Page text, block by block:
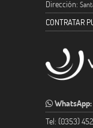
Dirección:
CONTRATAR
Tel: (0353)